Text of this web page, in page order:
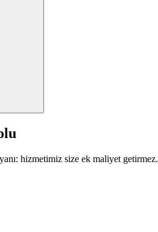
hizmetimiz size ek maliyet getirmez.